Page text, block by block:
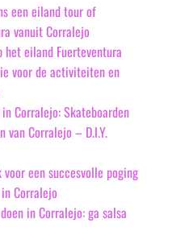
een eiland tour of
vanuit Corralejo
eiland Fuerteventura
voor de activiteiten en
Corralejo: Skateboarden
van Corralejo – D.I.Y.
een succesvolle poging
Corralejo
in Corralejo: ga salsa